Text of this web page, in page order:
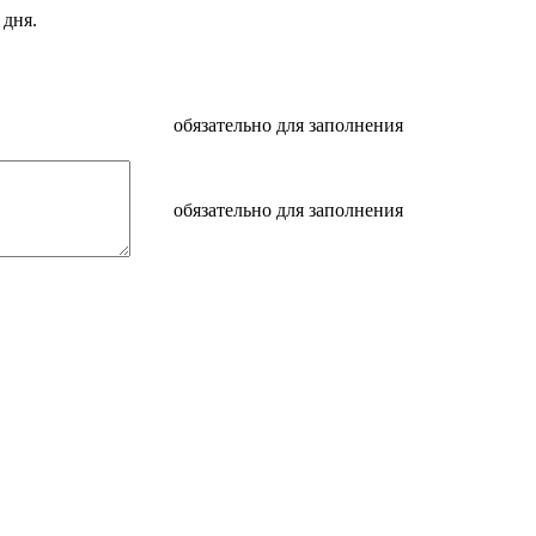
обязательно для заполнения
обязательно для заполнения